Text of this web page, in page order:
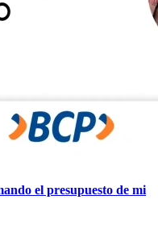
el presupuesto de mi